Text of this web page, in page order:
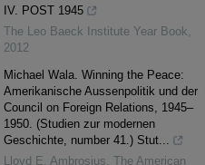
IV. POST 1945
The Leo Baeck Institute Year Book,
2012
Michael Wala. Winning the Peace:
Amerikanische Aussenpolitik und der
Council on Foreign Relations, 1945–
1950. (Studien zur modernen
Geschichte, number 41.) Stut...
Lloyd E. Ambrosius, The American